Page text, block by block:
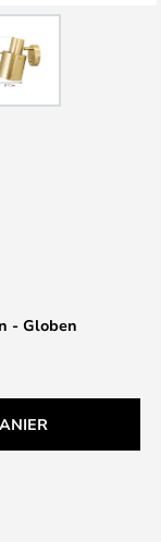
- Globen